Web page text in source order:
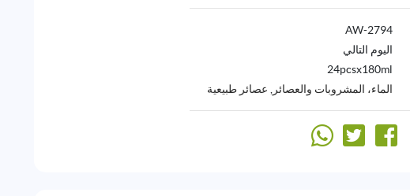
2794-AW
اليوم التالي
24pcsx180ml
الماء، المشروبات والعصائر عصائر طبيعية